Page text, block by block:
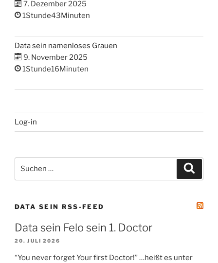
7. Dezember 2025
1Stunde43Minuten
Data sein namenloses Grauen
9. November 2025
1Stunde16Minuten
Log-in
nach:
DATA SEIN RSS-FEED
Data sein Felo sein 1. Doctor
20. JULI 2026
“You never forget Your first Doctor!” …heißt es unter